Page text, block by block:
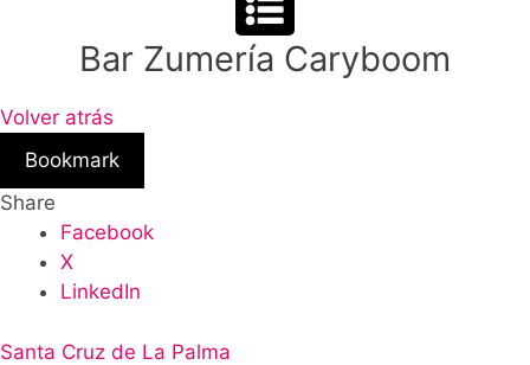
Bar Zumería Caryboom
Volver atrás
Bookmark
Share
Facebook
X
LinkedIn
Santa Cruz de La Palma